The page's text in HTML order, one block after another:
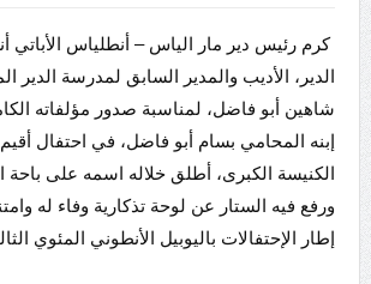
كرم رئيس دير مار الياس – أنطلياس الأباتي
الدير، الأديب والمدير السابق لمدرسة الدير
شاهين أبو فاضل، لمناسبة صدور مؤلفاته
إبنه المحامي بسام أبو فاضل، في احتفال
الكنيسة الكبرى، أطلق خلاله اسمه على باحة
ورفع فيه الستار عن لوحة تذكارية وفاء له
إطار الإحتفالات باليوبيل الأنطوني المئوي